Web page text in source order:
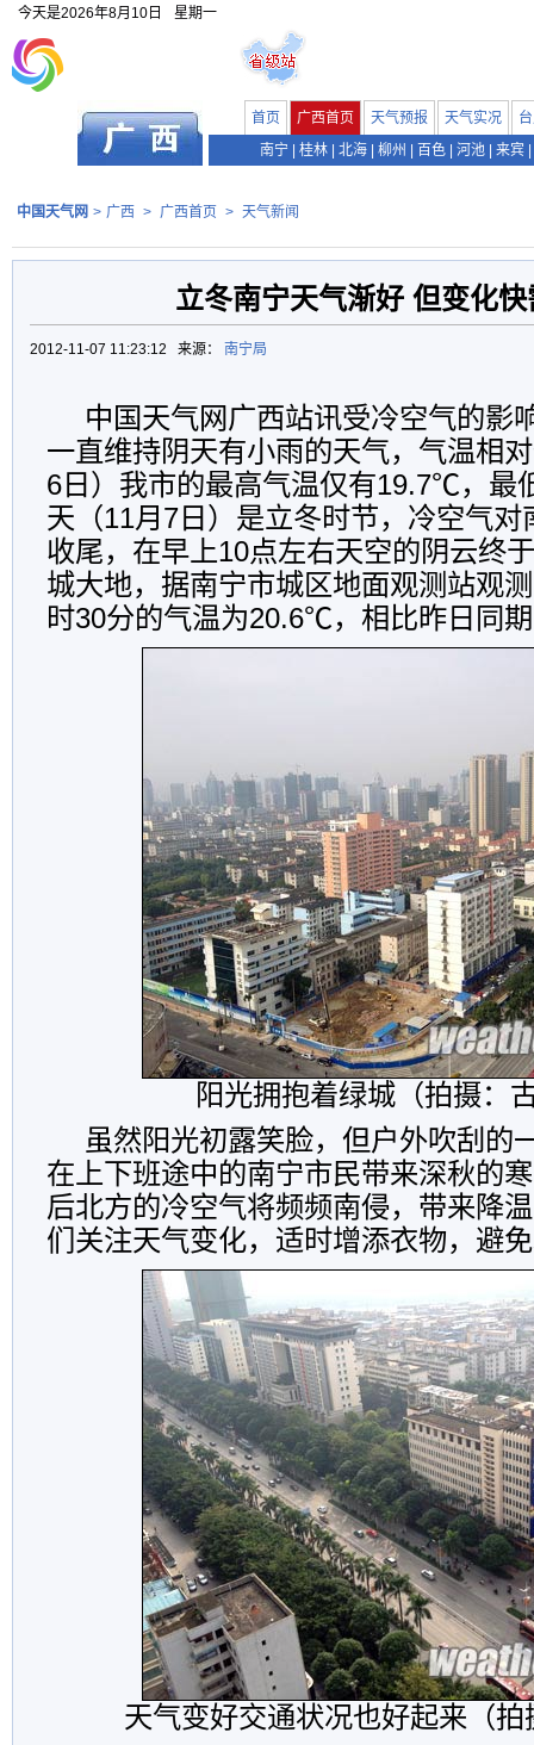
今天是2026年8月10日 星期一
首页 广西首页 天气预报 天气实况
南宁
桂林 北海 柳州 百色 河池 来宾
中国天气网 > 广西 > 广西首页 > 天气新闻
立冬南宁天气渐好 但变化快
2012-11-07 11:23:12 来源： 南宁局
中国天气网广西站讯受冷空气的影
一直维持阴天有小雨的天气，气温相
6日）我市的最高气温仅有19.7℃，最
天（11月7日）是立冬时节，冷空气对
收尾，在早上10点左右天空的阴云终
城大地，据南宁市城区地面观测站观
时30分的气温为20.6℃，相比昨日同
阳光拥抱着绿城（拍摄：
虽然阳光初露笑脸，但户外吹刮的
在上下班途中的南宁市民带来深秋的
后北方的冷空气将频频南侵，带来降
们关注天气变化，适时增添衣物，避
天气变好交通状况也好起来（